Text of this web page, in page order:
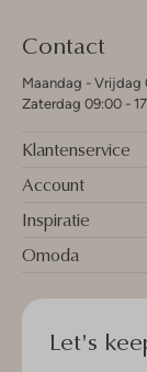
Contact
Maandag - Vrijdag
Zaterdag 09:00 -
Klantenservice
Account
Inspiratie
Omoda
Let's